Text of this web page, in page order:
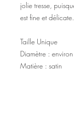
jolie tresse,
est fine et délicate.
Taille Unique
Diamètre :
Matière : satin